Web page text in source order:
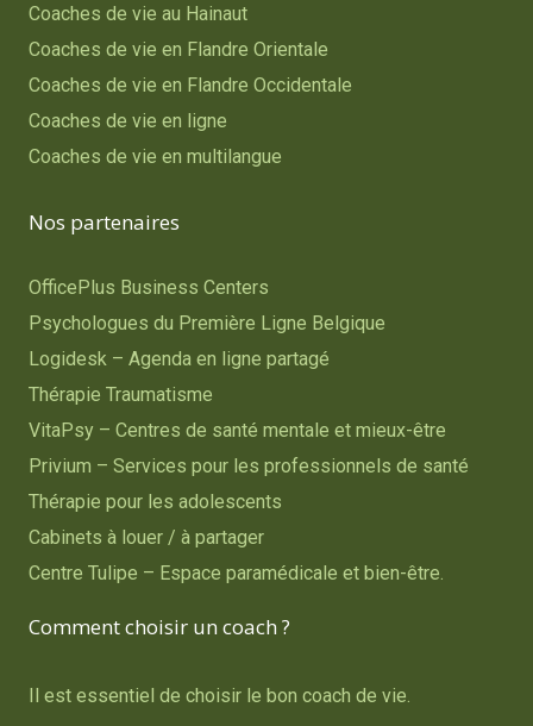
Coaches de vie au Hainaut
Coaches de vie en Flandre Orientale
Coaches de vie en Flandre Occidentale
Coaches de vie en ligne
Coaches de vie en multilangue
Nos partenaires
OfficePlus Business Centers
Psychologues du Première Ligne Belgique
Logidesk – Agenda en ligne partagé
Thérapie Traumatisme
VitaPsy – Centres de santé mentale et mieux-être
Privium – Services pour les professionnels de santé
Thérapie pour les adolescents
Cabinets à louer / à partager
Centre Tulipe – Espace paramédicale et bien-être.
Comment choisir un coach ?
Il est essentiel de choisir le bon coach de vie.